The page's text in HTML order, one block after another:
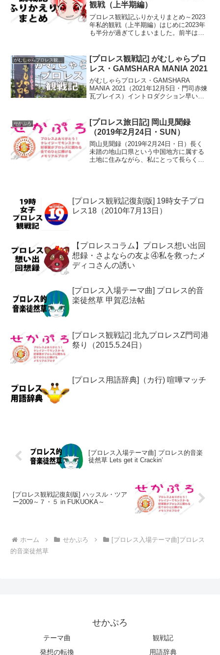
観戦（上半期編）
プロレス観戦記ふりかえりまとめ～2023
年私的観戦（上半期編）はじめに2023年
も半分が過ぎてしまいました。前半は激
ス観戦へ行けるようになりました。これ
もひとえに、私...
がむしゃらプロレス観戦記
[プロレス観戦記] がむしゃらプロ
レス・GAMSHARA MANIA 2021
がむしゃらプロレス・GAMSHARA
MANIA 2021（2021年12月5日・門司赤煉
瓦プレイス）イントロダクション早いも
年内にガンを患い、入退院を繰り返す...
せかぷろ
[プロレス旅日記] 岡山見聞録
（2019年2月24日・SUN）
岡山見聞録（2019年2月24日・日）長く
未踏の地山口県という中国地方に属する
土地に住みながら、私にとって長らく岡
[プロレス観戦記復刻版] 19時女子プロ
レス18（2010年7月13日）
【プロレスコラム】プロレス想い出回
想録・さよならの友よ④私を救ったメ
ディコさんの誘い
[プロレス入場テーマ曲] プロレス的音
楽徒然草 甲賀忍法帖
[プロレス観戦記] 北九プロレスZ門司港
祭り（2015.5.24日）
[プロレス用語辞典]（カ行) 喧嘩マッチ
[プロレス入場テーマ曲] プロレス的音楽
徒然草 Lets get it Crackin’
[プロレス観戦記復刻版] ハッスル・ツア
ー2009～７・５ in FUKUOKA～
ホーム せかぷろ
[プロレス入場テーマ曲]プロレス
的音楽徒然草
せかぷろ
テーマ曲
観戦記
発想の転換
用語辞典